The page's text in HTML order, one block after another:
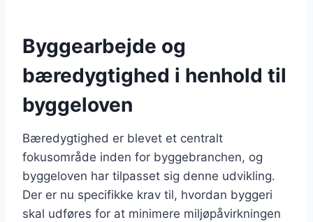
Byggearbejde og
bæredygtighed i henhold til
byggeloven
Bæredygtighed er blevet et centralt
fokusområde inden for byggebranchen, og
byggeloven har tilpasset sig denne udvikling.
Der er nu specifikke krav til, hvordan byggeri
skal udføres for at minimere miljøpåvirkningen